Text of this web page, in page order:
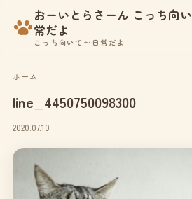
おーいとらさーん こっち向
常だよ
こっち向いて〜日常だよ
ホーム
line_4450750098300
2020.07.10